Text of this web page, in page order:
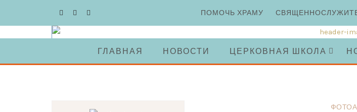
ПОМОЧЬ ХРАМУ
ГЛАВНАЯ НОВОСТИ ЦЕРКОВНАЯ ШКОЛА